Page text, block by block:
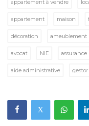
appartement à vendre
appartement maison
décoration ameublement
avocat NIE assurance
aide administrative gestor